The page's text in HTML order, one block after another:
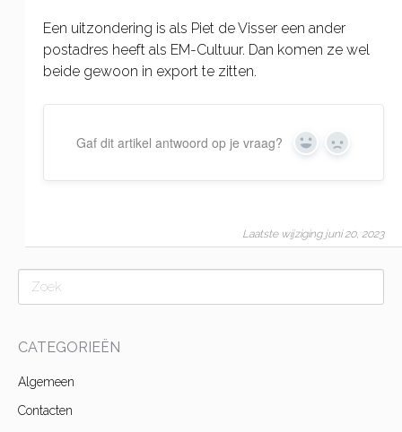
Een uitzondering is als Piet de Visser een ander
postadres heeft als EM-Cultuur. Dan komen ze wel
beide gewoon in export te zitten.
Gaf dit artikel antwoord op je vraag? Yes No
Laatste wijziging juni 20, 2023
CATEGORIEËN
Algemeen
Contacten